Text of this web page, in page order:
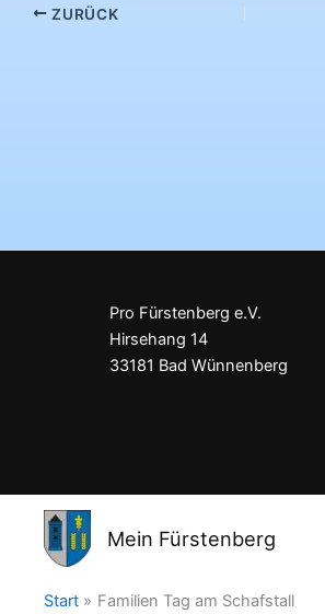
Mein Fürstenberg
Start Familien Tag am Schafstall
ZURÜCK
Pro Fürstenberg e.V.
Hirsehang 14
33181 Bad Wünnenberg
Datenschutzerklärung